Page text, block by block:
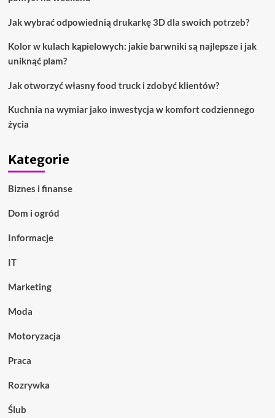
Jak wybrać odpowiednią drukarkę 3D dla swoich potrzeb?
Kolor w kulach kąpielowych: jakie barwniki są najlepsze i jak
uniknąć plam?
Jak otworzyć własny food truck i zdobyć klientów?
Kuchnia na wymiar jako inwestycja w komfort codziennego
życia
Kategorie
Biznes i finanse
Dom i ogród
Informacje
IT
Marketing
Moda
Motoryzacja
Praca
Rozrywka
Ślub